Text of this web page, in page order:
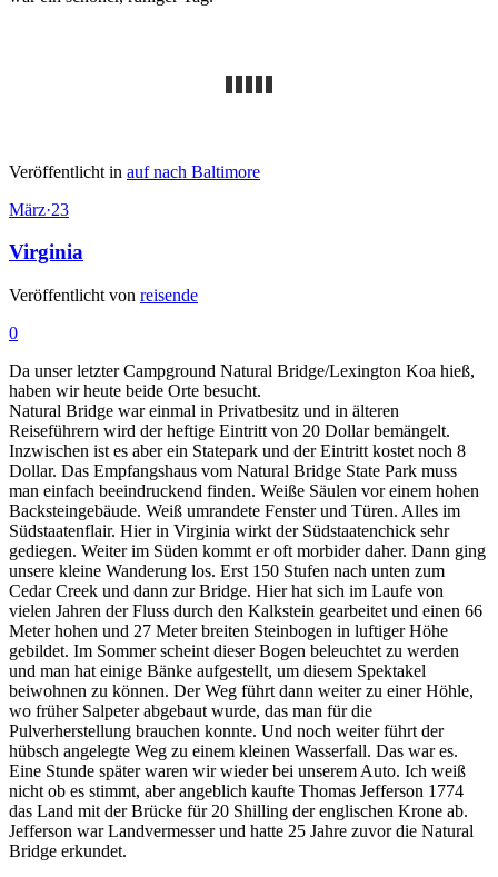
Veröffentlicht in auf nach Baltimore
März·23
Virginia
Veröffentlicht von reisende
0
Da unser letzter Campground Natural Bridge/Lexington Koa hieß,
haben wir heute beide Orte besucht.
Natural Bridge war einmal in Privatbesitz und in älteren
Reiseführern wird der heftige Eintritt von 20 Dollar bemängelt.
Inzwischen ist es aber ein Statepark und der Eintritt kostet noch 8
Dollar. Das Empfangshaus vom Natural Bridge State Park muss
man einfach beeindruckend finden. Weiße Säulen vor einem hohen
Backsteingebäude. Weiß umrandete Fenster und Türen. Alles im
Südstaatenflair. Hier in Virginia wirkt der Südstaatenchick sehr
gediegen. Weiter im Süden kommt er oft morbider daher. Dann ging
unsere kleine Wanderung los. Erst 150 Stufen nach unten zum
Cedar Creek und dann zur Bridge. Hier hat sich im Laufe von
vielen Jahren der Fluss durch den Kalkstein gearbeitet und einen 66
Meter hohen und 27 Meter breiten Steinbogen in luftiger Höhe
gebildet. Im Sommer scheint dieser Bogen beleuchtet zu werden
und man hat einige Bänke aufgestellt, um diesem Spektakel
beiwohnen zu können. Der Weg führt dann weiter zu einer Höhle,
wo früher Salpeter abgebaut wurde, das man für die
Pulverherstellung brauchen konnte. Und noch weiter führt der
hübsch angelegte Weg zu einem kleinen Wasserfall. Das war es.
Eine Stunde später waren wir wieder bei unserem Auto. Ich weiß
nicht ob es stimmt, aber angeblich kaufte Thomas Jefferson 1774
das Land mit der Brücke für 20 Shilling der englischen Krone ab.
Jefferson war Landvermesser und hatte 25 Jahre zuvor die Natural
Bridge erkundet.